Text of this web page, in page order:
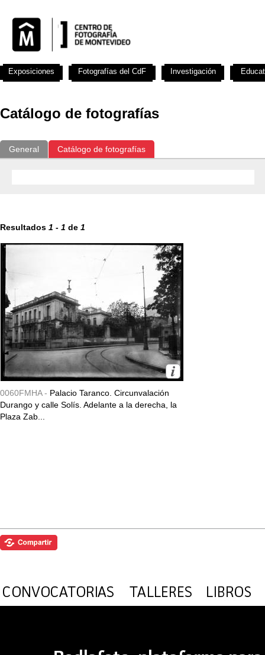
Catálogo de fotografías
General Catálogo de fotografías
Resultados 1 - 1 de 1
0060FMHA - Palacio Taranco. Circunvalación
Durango y calle Solís. Adelante a la derecha, la
Plaza Zab...
Exposiciones Fotografías del CdF Investigación